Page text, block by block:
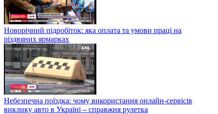
Новорічний підробіток: яка оплата та умови праці на
різдвяних ярмарках
Небезпечна поїздка: чому використання онлайн-сервісів
виклику авто в Україні – справжня рулетка